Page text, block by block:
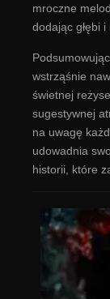
mroczne
dodając głębi
wstrząśnie
świetnej
sugestywnej
na uwagę
udowadnia
historii, które